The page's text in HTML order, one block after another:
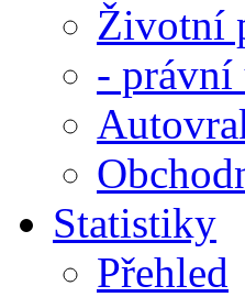
Životní
- právní
Statistiky
Přehled